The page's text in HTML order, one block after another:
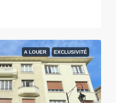
A LOUER EXCLUSIVITÉ